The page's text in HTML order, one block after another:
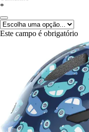
*
Este campo é obrigatório